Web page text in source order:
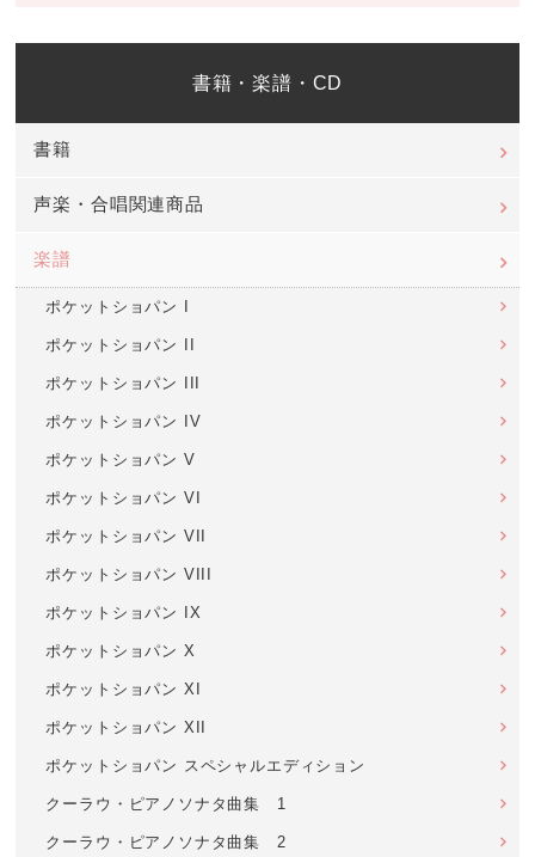
書籍・楽譜・CD
書籍
声楽・合唱関連商品
楽譜
ポケットショパン I
ポケットショパン II
ポケットショパン III
ポケットショパン IV
ポケットショパン V
ポケットショパン VI
ポケットショパン VII
ポケットショパン VIII
ポケットショパン IX
ポケットショパン X
ポケットショパン XI
ポケットショパン XII
ポケットショパン スペシャルエディション
クーラウ・ピアノソナタ曲集 1
クーラウ・ピアノソナタ曲集 2